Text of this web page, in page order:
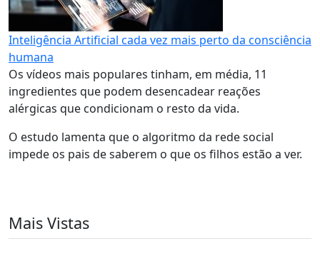
Inteligência Artificial cada vez mais perto da consciência
humana
Os vídeos mais populares tinham, em média, 11
ingredientes que podem desencadear reações
alérgicas que condicionam o resto da vida.
O estudo lamenta que o algoritmo da rede social
impede os pais de saberem o que os filhos estão a ver.
Mais Vistas